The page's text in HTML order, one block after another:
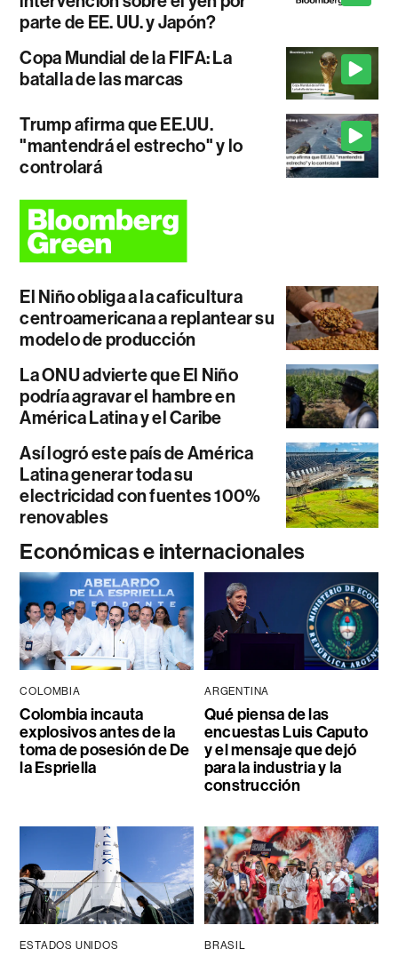
parte de EE. UU. y Japón?
Copa Mundial de la FIFA: La
batalla de las marcas
Trump afirma que EE.UU.
"mantendrá el estrecho" y lo
controlará
El Niño obliga a la caficultura
centroamericana a replantear su
modelo de producción
La ONU advierte que El Niño
podría agravar el hambre en
América Latina y el Caribe
Así logró este país de América
Latina generar toda su
electricidad con fuentes 100%
renovables
Económicas e internacionales
COLOMBIA
Colombia incauta
explosivos antes de la
toma de posesión de De
la Espriella
ARGENTINA
Qué piensa de las
encuestas Luis Caputo
y el mensaje que dejó
para la industria y la
construcción
ESTADOS UNIDOS BRASIL